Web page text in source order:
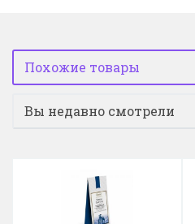
Похожие товары
Вы недавно смотрели